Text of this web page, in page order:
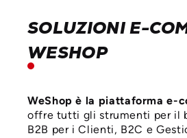
SOLUZIONI E-
WESHOP
WeShop è la piattaforma e-
offre tutti gli strumenti per il
B2B per i Clienti, B2C e